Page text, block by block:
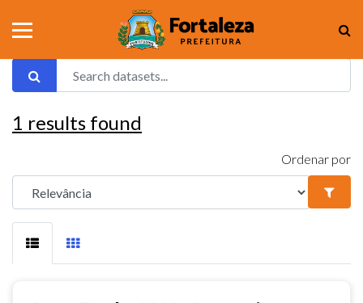
1 results found
Ordenar por